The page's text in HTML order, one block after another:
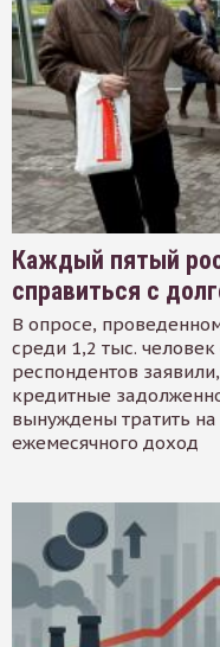
Каждый пятый
справиться с
В опросе,
среди 1,2 тыс.
респондентов
кредитные
вынуждены тратить
ежемесячного доход